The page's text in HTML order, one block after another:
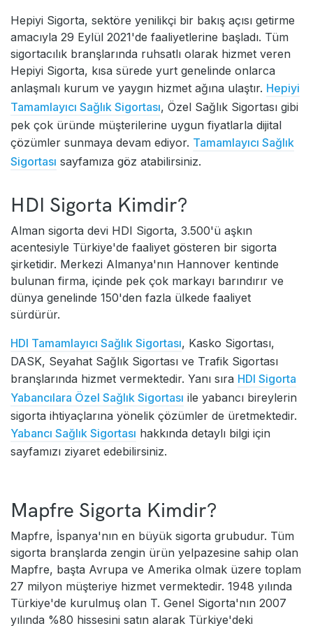
Hepiyi Sigorta, sektöre yenilikçi bir bakış açısı getirme
amacıyla 29 Eylül 2021'de faaliyetlerine başladı. Tüm
sigortacılık branşlarında ruhsatlı olarak hizmet veren
Hepiyi Sigorta, kısa sürede yurt genelinde onlarca
anlaşmalı kurum ve yaygın hizmet ağına ulaştır. Hepiyi
Tamamlayıcı Sağlık Sigortası, Özel Sağlık Sigortası gibi
pek çok üründe müşterilerine uygun fiyatlarla dijital
çözümler sunmaya devam ediyor. Tamamlayıcı Sağlık
Sigortası sayfamıza göz atabilirsiniz.
HDI Sigorta Kimdir?
Alman sigorta devi HDI Sigorta, 3.500'ü aşkın
acentesiyle Türkiye'de faaliyet gösteren bir sigorta
şirketidir. Merkezi Almanya'nın Hannover kentinde
bulunan firma, içinde pek çok markayı barındırır ve
dünya genelinde 150'den fazla ülkede faaliyet
sürdürür.
HDI Tamamlayıcı Sağlık Sigortası, Kasko Sigortası,
DASK, Seyahat Sağlık Sigortası ve Trafik Sigortası
branşlarında hizmet vermektedir. Yanı sıra HDI Sigorta
Yabancılara Özel Sağlık Sigortası ile yabancı bireylerin
sigorta ihtiyaçlarına yönelik çözümler de üretmektedir.
Yabancı Sağlık Sigortası hakkında detaylı bilgi için
sayfamızı ziyaret edebilirsiniz.
Mapfre Sigorta Kimdir?
Mapfre, İspanya'nın en büyük sigorta grubudur. Tüm
sigorta branşlarda zengin ürün yelpazesine sahip olan
Mapfre, başta Avrupa ve Amerika olmak üzere toplam
27 milyon müşteriye hizmet vermektedir. 1948 yılında
Türkiye'de kurulmuş olan T. Genel Sigorta'nın 2007
yılında %80 hissesini satın alarak Türkiye'deki